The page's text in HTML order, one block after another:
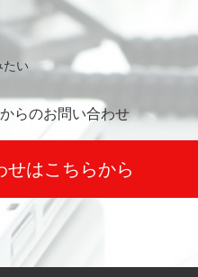
い
らのお問い合わせ
せはこちらから